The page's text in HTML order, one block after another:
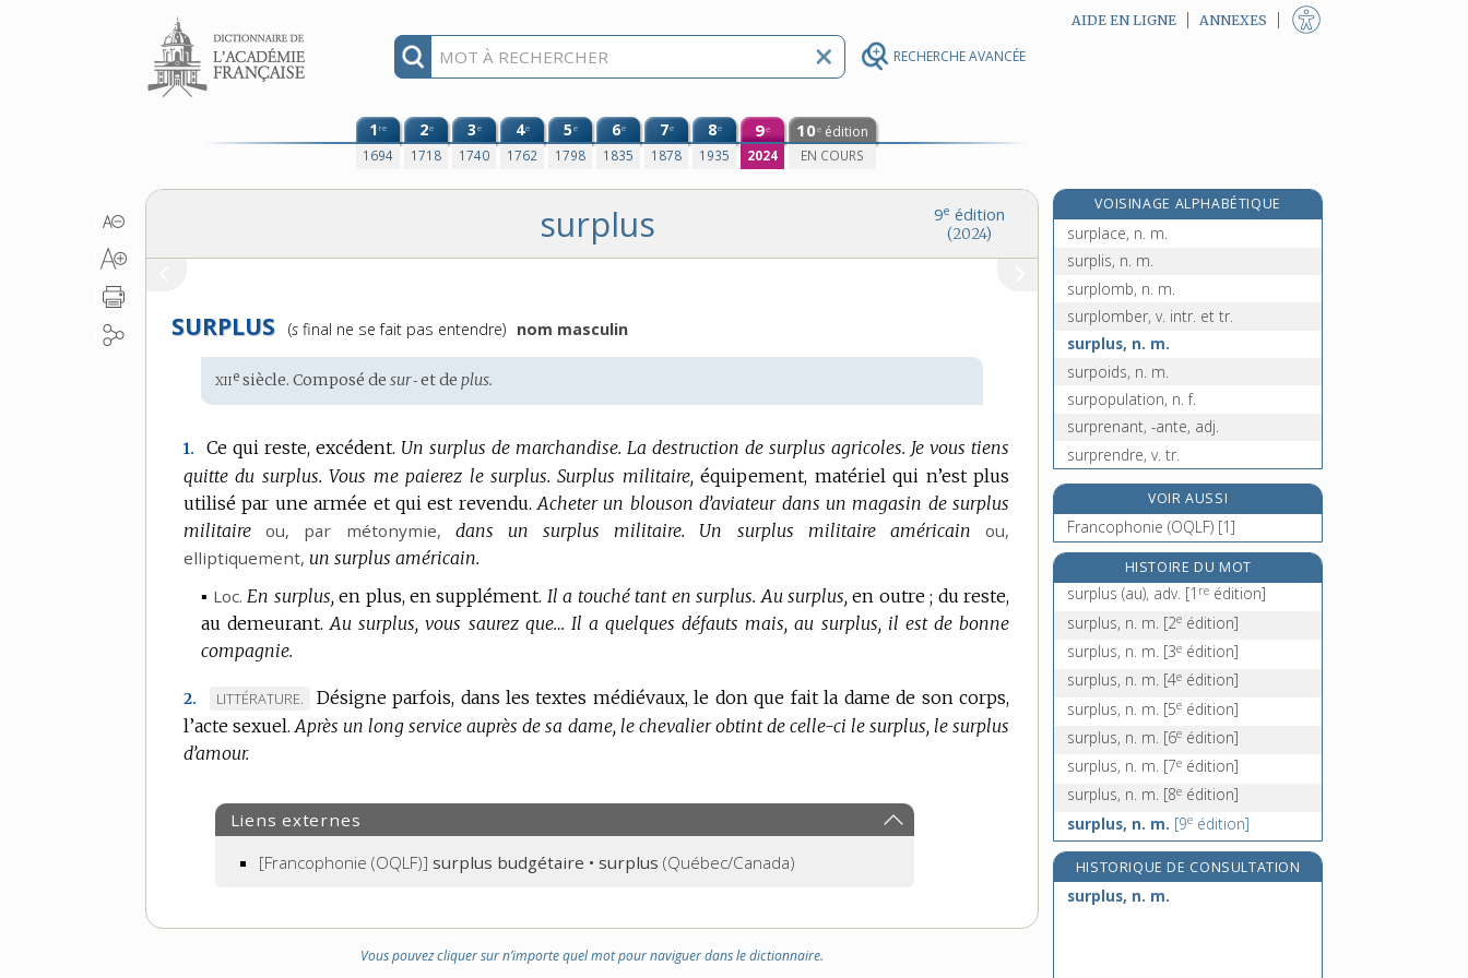
RECHERCHE AVANCÉE
Aller au contenu AIDE EN LIGNE ANNEXES
1re
1694
2e
1718
3e
1740
4e
1762
5e
1798
6e
1835
7e
1878
8e
1935
9e
2024
10e édition
EN COURS
9e édition
(2024)
surplus
SURPLUS
Prononciation
(s final ne se fait pas entendre) nom masculin
Étymologie
:
xiie siècle. Composé desur‑et deplus.
1. Ce qui reste, excédent. Un surplus de marchandise. La destruction de surplus agricoles. Je vous tiens
quitte du surplus. Vous me paierez le surplus. Surplus militaire, équipement, matériel qui n’est plus
utilisé par une armée et qui est revendu. Acheter un blouson d’aviateur dans un magasin de surplus
militaire
ou, par métonymie, dans un surplus militaire. Un surplus militaire américain
ou,
elliptiquement, un surplus américain.
▪ Loc. En surplus, en plus, en supplément. Il a touché tant en surplus. Au surplus, en outre ; du reste,
au demeurant. Au surplus, vous saurez que… Il a quelques défauts mais, au surplus, il est de bonne
compagnie.
2.
MARQUE
DE
DOMAINE
LITTÉRATURE.
Désigne parfois, dans les textes médiévaux, le don que fait la dame de son corps,
l’acte sexuel. Après un long service auprès de sa dame, le chevalier obtint de celle-ci le surplus, le surplus
d’amour.
Liens externes
[Francophonie (OQLF)] surplus budgétaire • surplus (Québec/Canada)
Vous pouvez cliquer sur n’importe quel mot pour naviguer dans le dictionnaire.
VOISINAGE ALPHABÉTIQUE
surpiqûre, n. f.
surplace, n. m.
surplis, n. m.
surplomb, n. m.
surplomber, v. intr. et tr.
surplus, n. m.
surpoids, n. m.
surpopulation, n. f.
surprenant, -ante, adj.
surprendre, v. tr.
surpression, n. f.
surprime, n. f.
surpris, -ise, adj.
surprise, n. f.
surprise-partie, n. f.
VOIR AUSSI
Francophonie (OQLF) [1]
HISTOIRE DU MOT
surplus (au), adv. [1 re édition]
surplus, n. m. [2e édition]
surplus, n. m. [3e édition]
surplus, n. m. [4e édition]
surplus, n. m. [5e édition]
surplus, n. m. [6e édition]
surplus, n. m. [7e édition]
surplus, n. m. [8e édition]
surplus, n. m. [9e édition]
HISTORIQUE DE CONSULTATION
surplus, n. m.